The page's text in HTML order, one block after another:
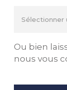
Ou bien
nous vous